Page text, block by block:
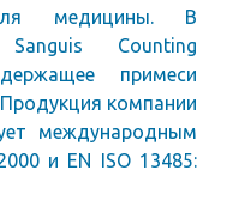
медицины. В
Sanguis Counting
примеси
компании
международным
и EN ISO 13485: